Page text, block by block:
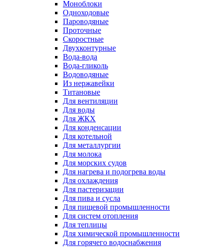
Моноблоки
Одноходовые
Пароводяные
Проточные
Скоростные
Двухконтурные
Вода-вода
Вода-гликоль
Водоводяные
Из нержавейки
Титановые
Для вентиляции
Для воды
Для ЖКХ
Для конденсации
Для котельной
Для металлургии
Для молока
Для морских судов
Для нагрева и подогрева воды
Для охлаждения
Для пастеризации
Для пива и сусла
Для пищевой промышленности
Для систем отопления
Для теплицы
Для химической промышленности
Для горячего водоснабжения